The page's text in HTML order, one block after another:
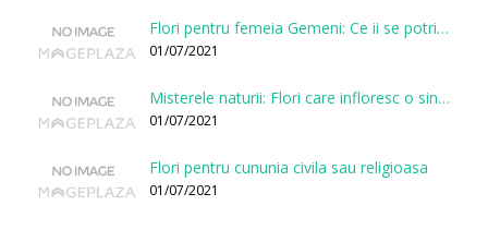
Flori pentru femeia Gemeni: Ce ii se potriveste, ce ii poarta noroc si ce o caracterizeaza?
01/07/2021
Misterele naturii: Flori care infloresc o singura data la cateva sute de ani
01/07/2021
Flori pentru cununia civila sau religioasa
01/07/2021